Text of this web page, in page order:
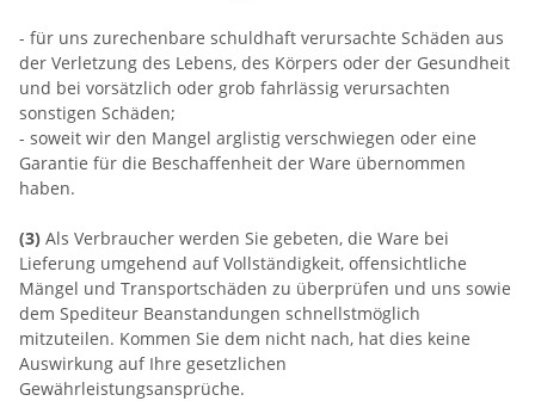
- für uns zurechenbare schuldhaft verursachte Schäden aus
der Verletzung des Lebens, des Körpers oder der Gesundheit
und bei vorsätzlich oder grob fahrlässig verursachten
sonstigen Schäden;
- soweit wir den Mangel arglistig verschwiegen oder eine
Garantie für die Beschaffenheit der Ware übernommen
haben.
(3) Als Verbraucher werden Sie gebeten, die Ware bei
Lieferung umgehend auf Vollständigkeit, offensichtliche
Mängel und Transportschäden zu überprüfen und uns sowie
dem Spediteur Beanstandungen schnellstmöglich
mitzuteilen. Kommen Sie dem nicht nach, hat dies keine
Auswirkung auf Ihre gesetzlichen
Gewährleistungsansprüche.